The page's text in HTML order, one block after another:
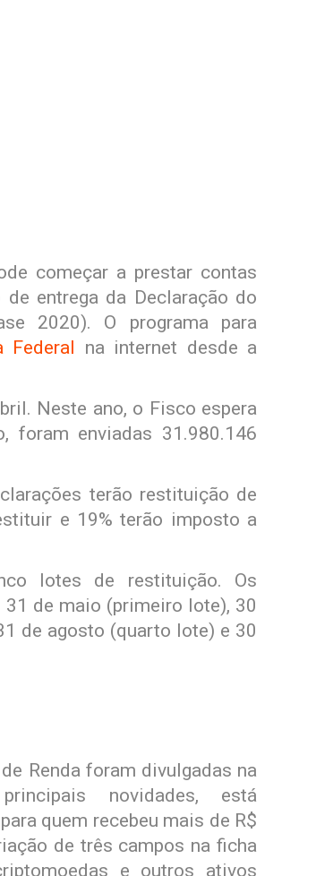
começar a prestar contas
entrega da Declaração do
2020). O programa para
Federal
na internet desde a
Neste ano, o Fisco espera
foram enviadas 31.980.146
terão restituição de
e 19% terão imposto a
lotes de restituição. Os
de maio (primeiro lote), 30
de agosto (quarto lote) e 30
Renda foram divulgadas na
novidades, está
quem recebeu mais de R$
de três campos na ficha
e outros ativos